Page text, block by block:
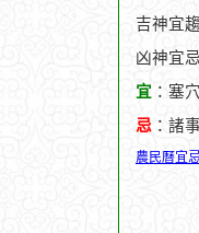
吉神宜
凶神宜
宜 ：塞
忌 ：諸
農民曆宜